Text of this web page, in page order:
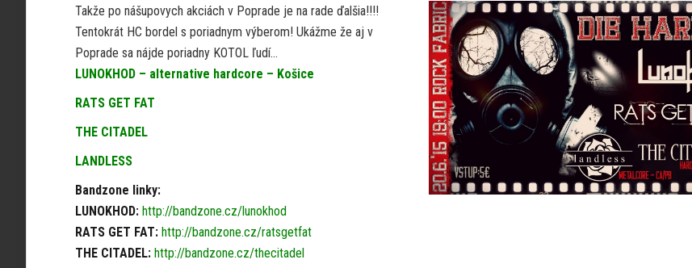
Takže po nášupovych akciách v Poprade je na rade ďalšia!!!!
Tentokrát HC bordel s poriadnym výberom! Ukážme že aj v
Poprade sa nájde poriadny KOTOL ľudí…
LUNOKHOD – alternative hardcore – Košice
RATS GET FAT
THE CITADEL
LANDLESS
Bandzone linky:
LUNOKHOD: http://bandzone.cz/lunokhod
RATS GET FAT: http://bandzone.cz/ratsgetfat
THE CITADEL: http://bandzone.cz/thecitadel